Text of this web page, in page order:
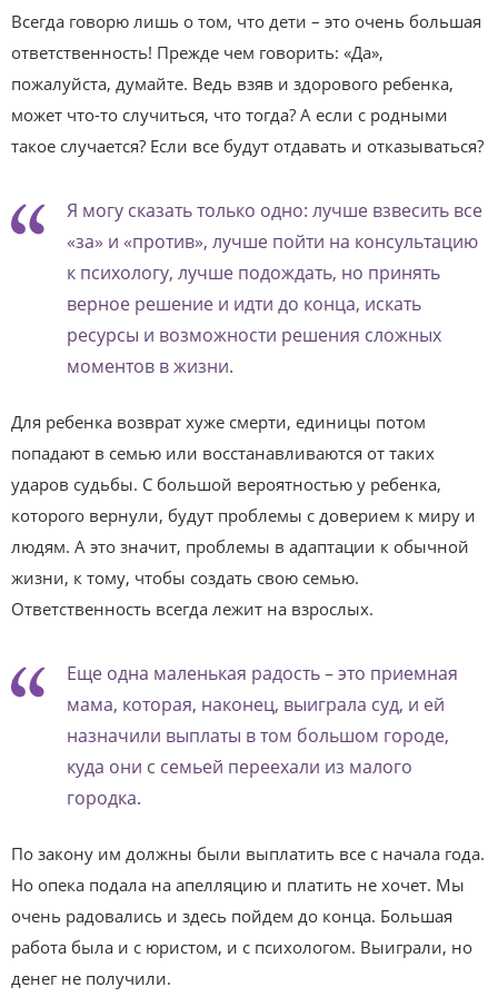
Всегда говорю лишь о том, что дети – это очень большая
ответственность! Прежде чем говорить: «Да»,
пожалуйста, думайте. Ведь взяв и здорового ребенка,
может что-то случиться, что тогда? А если с родными
такое случается? Если все будут отдавать и отказываться?
Я могу сказать только одно: лучше взвесить все
«за» и «против», лучше пойти на консультацию
к психологу, лучше подождать, но принять
верное решение и идти до конца, искать
ресурсы и возможности решения сложных
моментов в жизни.
Для ребенка возврат хуже смерти, единицы потом
попадают в семью или восстанавливаются от таких
ударов судьбы. С большой вероятностью у ребенка,
которого вернули, будут проблемы с доверием к миру и
людям. А это значит, проблемы в адаптации к обычной
жизни, к тому, чтобы создать свою семью.
Ответственность всегда лежит на взрослых.
Еще одна маленькая радость – это приемная
мама, которая, наконец, выиграла суд, и ей
назначили выплаты в том большом городе,
куда они с семьей переехали из малого
городка.
По закону им должны были выплатить все с начала года.
Но опека подала на апелляцию и платить не хочет. Мы
очень радовались и здесь пойдем до конца. Большая
работа была и с юристом, и с психологом. Выиграли, но
денег не получили.